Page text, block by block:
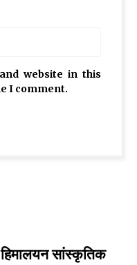
website in this
I comment.
सांस्कृतिक